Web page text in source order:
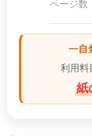
ページ数
自
利用料
紙